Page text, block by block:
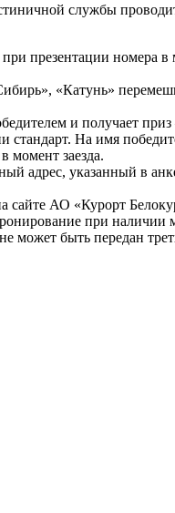
службы
презентации номера
«Катунь»
и получает
На имя
момент заезда.
адрес, указанный в
сайте АО «Курорт
при наличии
может быть передан